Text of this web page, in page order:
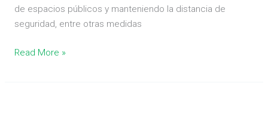
de espacios públicos y manteniendo la distancia de
seguridad, entre otras medidas
Read More »